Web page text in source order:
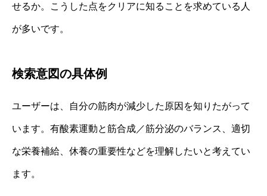
せるか。こうした点をクリアに知ることを求めている人
が多いです。
検索意図の具体例
ユーザーは、自分の筋肉が減少した原因を知りたがって
います。有酸素運動と筋合成／筋分泌のバランス、適切
な栄養補給、休養の重要性などを理解したいと考えてい
ます。